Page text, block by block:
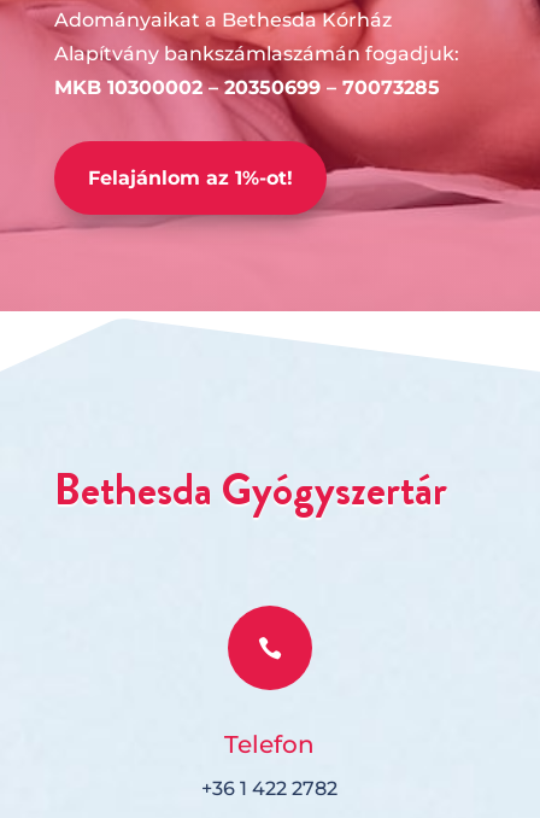
Adományaikat a Bethesda Kórház
Alapítvány bankszámlaszámán fogadjuk:
MKB 10300002 – 20350699 – 70073285
Felajánlom az 1%-ot!
Bethesda Gyógyszertár

Telefon
+36 1 422 2782